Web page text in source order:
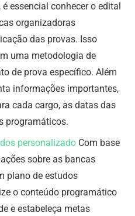
essencial conhecer o edital
organizadoras
das provas. Isso
uma metodologia de
de prova específico. Além
informações importantes,
cada cargo, as datas das
programáticos.
personalizado Com base
sobre as bancas
plano de estudos
o conteúdo programático
e estabeleça metas